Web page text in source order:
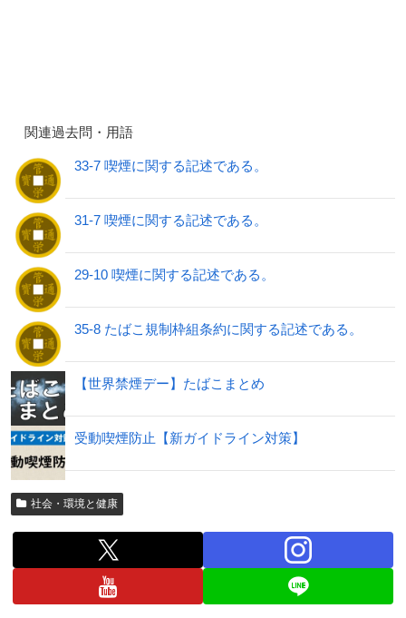
関連過去問・用語
33-7 喫煙に関する記述である。
31-7 喫煙に関する記述である。
29-10 喫煙に関する記述である。
35-8 たばこ規制枠組条約に関する記述である。
【世界禁煙デー】たばこまとめ
受動喫煙防止【新ガイドライン対策】
社会・環境と健康